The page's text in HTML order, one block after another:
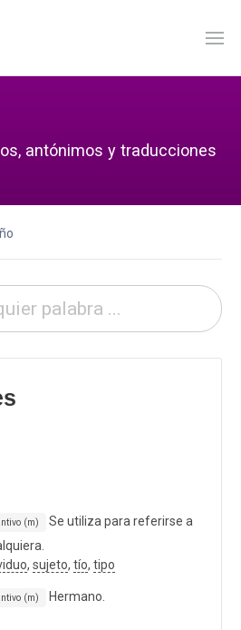
antónimos y traducciones
(m)
Se utiliza para referirse a
, sujeto, tío, tipo
(m) Hermano.